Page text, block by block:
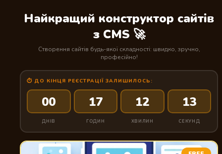
Найкращий конструктор сайтів
з CMS 🚀
Створення сайтів будь-якої складності: швидко, зручно,
професійно!
⏱ ДО КІНЦЯ РЕЄСТРАЦІЇ ЗАЛИШИЛОСЬ:
00
ДНІВ
17
ГОДИН
12
ХВИЛИН
12
СЕКУНД